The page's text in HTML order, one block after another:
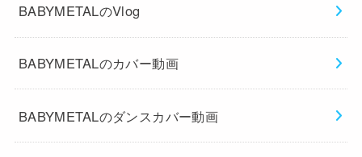
BABYMETALのVlog
BABYMETALのカバー動画
BABYMETALのダンスカバー動画